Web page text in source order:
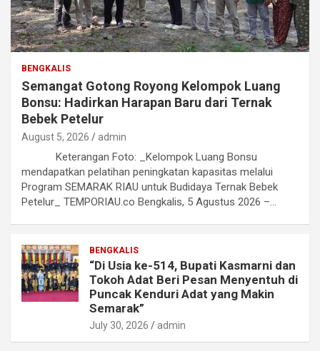
BENGKALIS
Semangat Gotong Royong Kelompok Luang
Bonsu: Hadirkan Harapan Baru dari Ternak
Bebek Petelur
August 5, 2026 admin
Keterangan Foto: _Kelompok Luang Bonsu
mendapatkan pelatihan peningkatan kapasitas melalui
Program SEMARAK RIAU untuk Budidaya Ternak Bebek
Petelur_ TEMPORIAU.co Bengkalis, 5 Agustus 2026 –…
BENGKALIS
“Di Usia ke-514, Bupati Kasmarni dan
Tokoh Adat Beri Pesan Menyentuh di
Puncak Kenduri Adat yang Makin
Semarak”
July 30, 2026 admin